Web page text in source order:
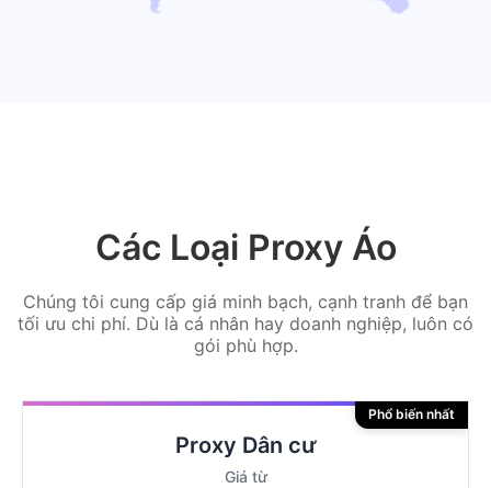
Các Loại Proxy Áo
Chúng tôi cung cấp giá minh bạch, cạnh tranh để bạn
tối ưu chi phí. Dù là cá nhân hay doanh nghiệp, luôn có
gói phù hợp.
Proxy Dân cư
Giá từ
Phổ biến nhất